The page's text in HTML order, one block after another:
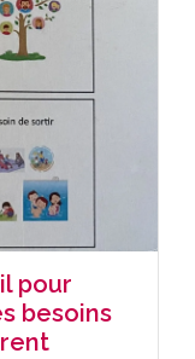
pour
besoins